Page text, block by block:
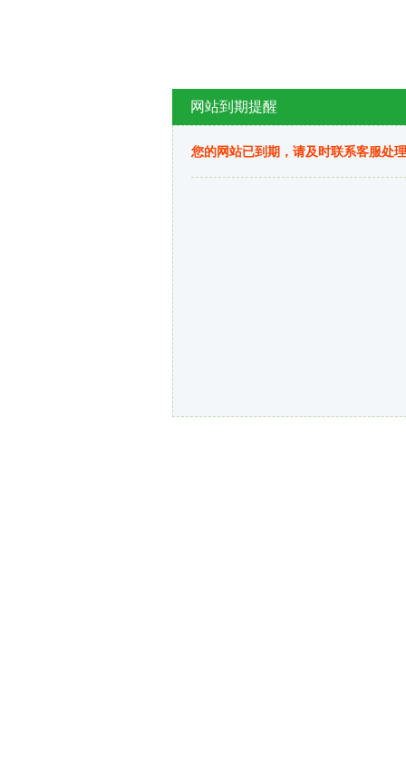
网站到期提醒
您的网站已到期，请及时联系客服处理